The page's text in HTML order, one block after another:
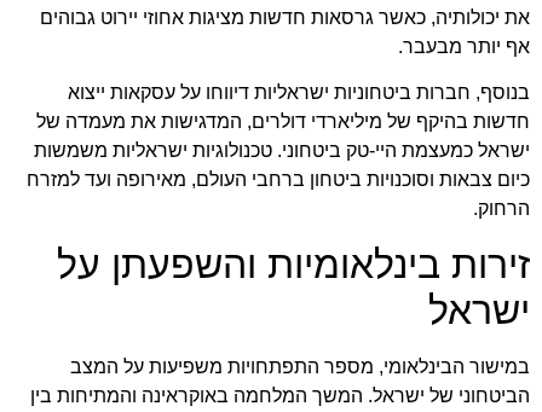
את יכולותיה, כאשר גרסאות חדשות מציגות אחוזי יירוט גבוהים
אף יותר מבעבר.
בנוסף, חברות ביטחוניות ישראליות דיווחו על עסקאות ייצוא
חדשות בהיקף של מיליארדי דולרים, המדגישות את מעמדה של
ישראל כמעצמת היי-טק ביטחוני. טכנולוגיות ישראליות משמשות
כיום צבאות וסוכנויות ביטחון ברחבי העולם, מאירופה ועד למזרח
הרחוק.
זירות בינלאומיות והשפעתן על
ישראל
במישור הבינלאומי, מספר התפתחויות משפיעות על המצב
הביטחוני של ישראל. המשך המלחמה באוקראינה והמתיחות בין